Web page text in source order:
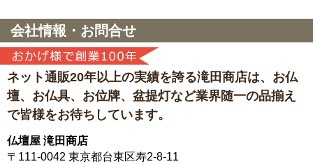
会社情報・お問合せ
ネット通販20年以上の実績を誇る滝田商店は、 お仏
壇、お仏具、お位牌、盆提灯など業界随一の品揃え
で皆様をお待ちしています。
仏壇屋 滝田商店
〒111-0042 東京都台東区寿2-8-11